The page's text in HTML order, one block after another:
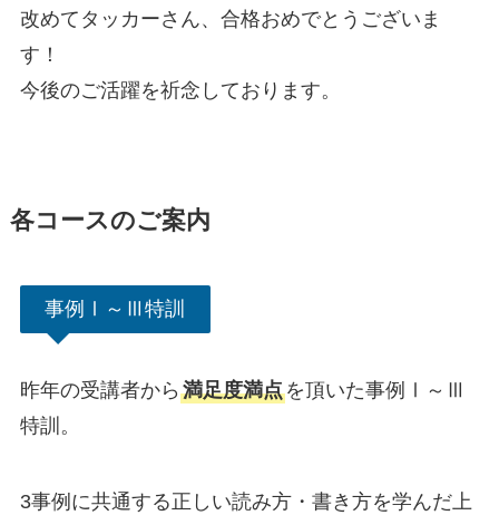
改めてタッカーさん、合格おめでとうございま
す！
今後のご活躍を祈念しております。
各コースのご案内
事例Ⅰ～Ⅲ特訓
昨年の受講者から 満足度満点を頂いた事例Ⅰ～Ⅲ
特訓。
3事例に共通する正しい読み方・書き方を学んだ上